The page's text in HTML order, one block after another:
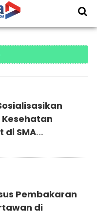
di SMA
Kabupaten
Pembakaran
di